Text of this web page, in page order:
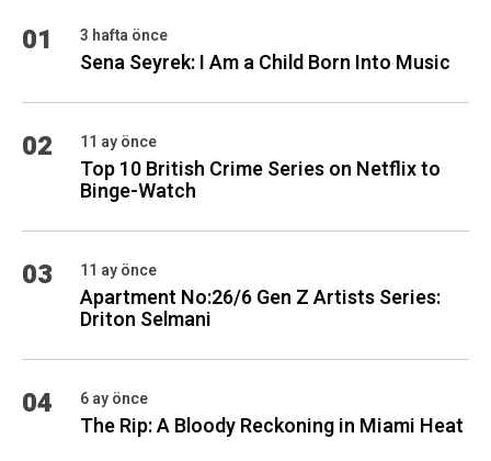
01 3 hafta önce
Sena Seyrek: I Am a Child Born Into Music
02 11 ay önce
Top 10 British Crime Series on Netflix to
Binge-Watch
03 11 ay önce
Apartment No:26/6 Gen Z Artists Series:
Driton Selmani
04 6 ay önce
The Rip: A Bloody Reckoning in Miami Heat